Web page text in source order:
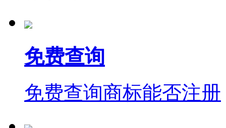
免费查询
免费查询商标能否注册